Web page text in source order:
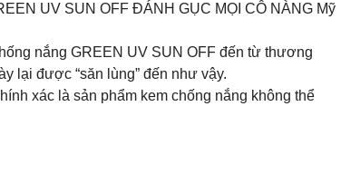
UV SUN OFF ĐÁNH GỤC MỌI CÔ NÀNG Mỹ
nắng GREEN UV SUN OFF đến từ thương
lại được “săn lùng” đến như vậy.
xác là sản phẩm kem chống nắng không thể